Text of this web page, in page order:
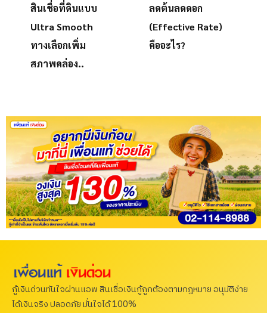
สินเชื่อที่ดินแบบ
Ultra Smooth
ทางเลือกเพิ่ม
สภาพคล่อง..
ลดต้นลดดอก
(Effective Rate)
คืออะไร?
กู้เงินด่วนทันใจผ่านแอพ สินเชื่อเงินกู้ถูกต้องตามกฎหมาย อนุมัติง่าย
ได้เงินจริง ปลอดภัย มั่นใจได้ 100%